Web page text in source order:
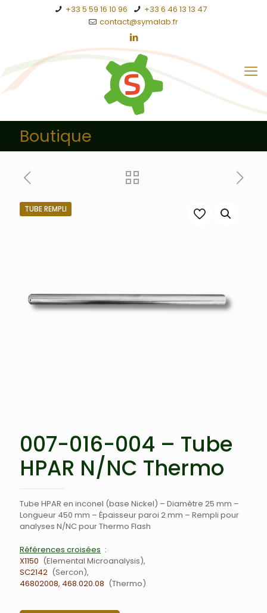
+33 5 59 16 10 96
+33 6 46 13 13 47
contact@symalab.fr
Boutique
TUBE REMPLI
007-016-004 – Tube
HPAR N/NC Thermo
Tube HPAR en inconel (base Nickel) – Diamètre 25 mm –
Longueur 450 mm – Épaisseur paroi 2 mm – Rempli pour
analyses N/NC pour Thermo Flash
Références croisées
X1150
Elemental Microanalysis
SC2142
Sercon
46802008, 468.020.08
Thermo